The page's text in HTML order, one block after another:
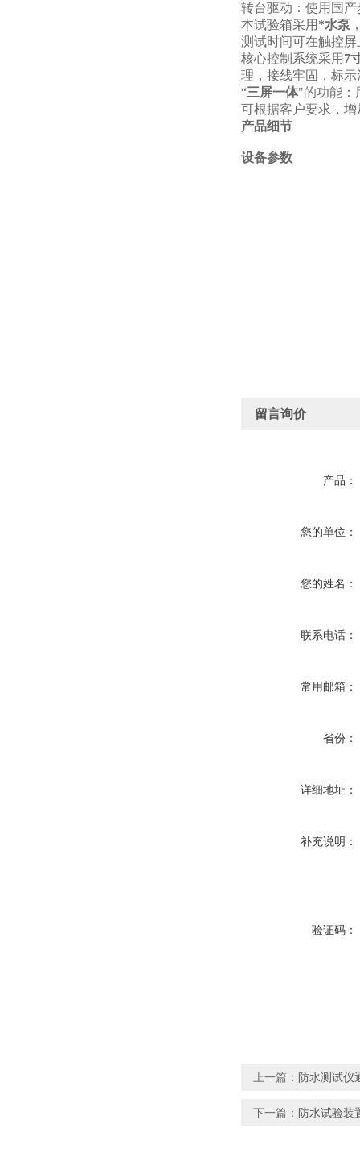
转台驱动：使用国
本试验箱采用 *水泵
测试时间可在触控屏
核心控制系统采用 7
理，接线牢固，标示
“三屏一体"的功能：
可根据客户要求，
产品细节
设备参数
留言询价
产品：
您的单位：
您的姓名：
联系电话：
常用邮箱：
省份：
详细地址：
补充说明：
验证码：
上一篇： 防水测试仪
下一篇： 防水试验装